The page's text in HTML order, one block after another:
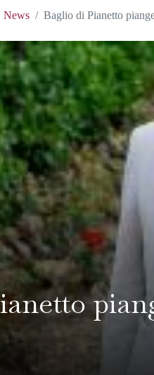
News Baglio di Pianetto